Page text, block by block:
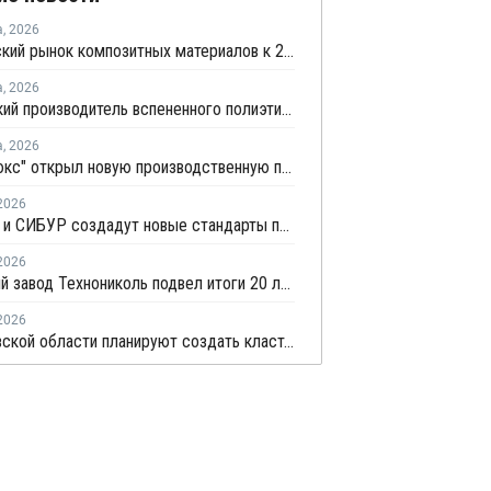
, 2026
Европейский рынок композитных материалов к 2035 году вырастет до USD47,5 млрд
, 2026
Удмуртский производитель вспененного полиэтилена нарастит выпуск на 15%
, 2026
"Теплолюкс" открыл новую производственную площадку по выпуску инженерных систем
ВНИИПО и СИБУР создадут новые стандарты пожарной защиты строительных и промышленных объектов
Рязанский завод Технониколь подвел итоги 20 лет работы: мощности выпуска XPS превышают 1 млн куб. м в год
В Ростовской области планируют создать кластеры по углехимии и переработке полимеров